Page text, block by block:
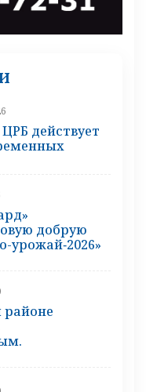
действует
добрую
урожай‑2026»